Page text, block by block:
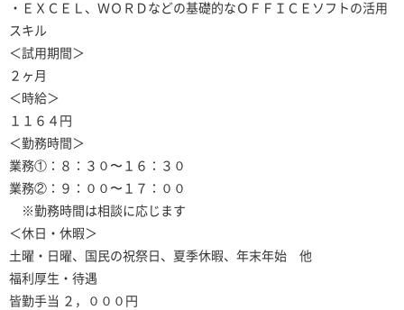
・ＥＸＣＥＬ、ＷＯＲＤなどの基礎的なＯＦＦＩＣＥソフトの活用
スキル
＜試用期間＞
２ヶ月
＜時給＞
１１６４円
＜勤務時間＞
業務①：８：３０〜１６：３０
業務②：９：００〜１７：００
※勤務時間は相談に応じます
＜休日・休暇＞
土曜・日曜、国民の祝祭日、夏季休暇、年末年始 他
福利厚生・待遇
皆勤手当 ２，０００円